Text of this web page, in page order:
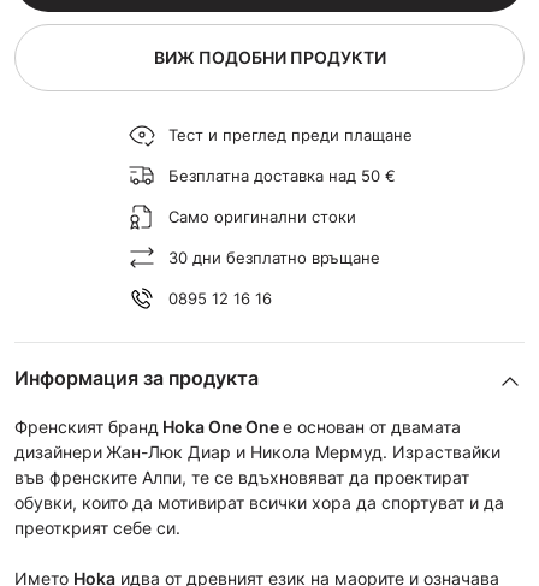
ВИЖ ПОДОБНИ ПРОДУКТИ
Тест и преглед преди плащане
Безплатна доставка над 50 €
Само оригинални стоки
30 дни безплатно връщане
0895 12 16 16
Информация за продукта
Френският бранд Hoka One Oneе основан от двамата
дизайнери Жан-Люк Диар и Никола Мермуд. Израствайки
във френските Алпи, те се вдъхновяват да проектират
обувки, които да мотивират всички хора да спортуват и да
преоткрият себе си.
Името Hoka идва от древният език на маорите и означава